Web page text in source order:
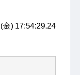
金) 17:54:29.24